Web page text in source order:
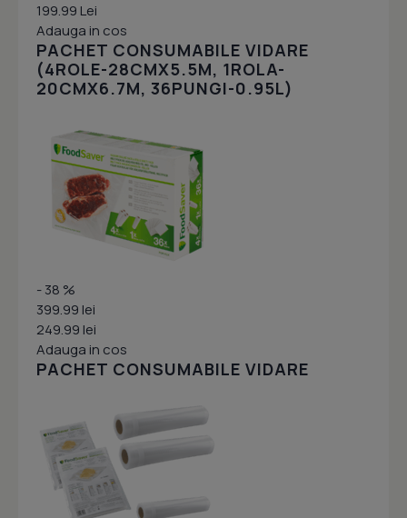
199.99 Lei
Adauga in cos
PACHET CONSUMABILE VIDARE
(4ROLE-28CMX5.5M, 1ROLA-
20CMX6.7M, 36PUNGI-0.95L)
- 38 %
399.99 lei
249.99 lei
Adauga in cos
PACHET CONSUMABILE VIDARE